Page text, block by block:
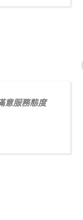
意服務態度